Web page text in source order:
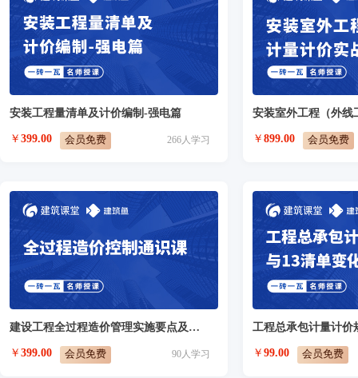
安装工程量清单及计价编制-强电篇
￥ 399.00 会员免费 266人学习 ￥ 899.00 会员免费
建设工程全过程造价管理实施要点及应用
￥ 399.00 会员免费 90人学习 ￥ 99.00 会员免费